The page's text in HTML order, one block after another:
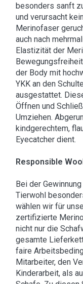
besonders sanft
und verursacht
Merinofaser
auch nach
Elastizität der
der Body mit
YKK an den
ausgestattet.
Öffnen und
Umziehen.
kindgerechtem,
Eyecatcher dient.
Responsible
Bei der
Tierwohl
wählen wir für
zertifizierte
nicht nur die
gesamte
faire
Mitarbeiter, den
Kinderarbeit, als